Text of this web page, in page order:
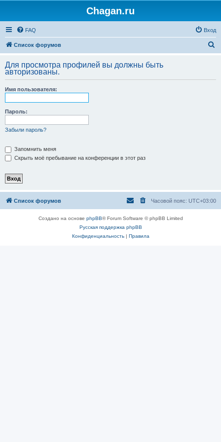
Chagan.ru
FAQ Вход
Список форумов
с
Для просмотра профилей вы должны быть
авторизованы.
Имя пользователя:
Пароль:
Забыли пароль?
Запомнить меня
Скрыть моё пребывание на конференции в этот раз
Список форумов Часовой пояс: UTC+03:00
Создано на основе phpBB® Forum Software © phpBB Limited
Русская поддержка phpBB
Конфиденциальность| Правила